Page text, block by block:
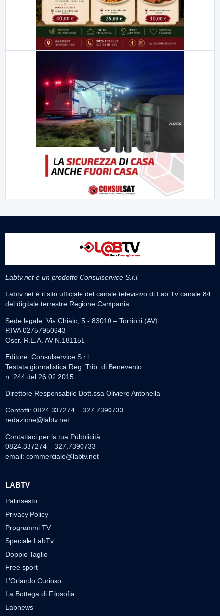
Labtv.net è un prodotto Consulservice S.r.l.
Labtv.net è il sito ufficiale del canale televisivo di Lab Tv canale 84
del digitale terrestre Regione Campania
Sede legale: Via Chiaio, 5 - 83010 – Torrioni (AV)
P.IVA 02757950643
Oscr. R.E.A. AV N.181151
Editore: Consulservice S.r.l.
Testata giornalistica Reg. Trib. di Benevento
n. 244 del 26.02.2015
Direttore Responsabile Dott.ssa Oliviero Antonella
Contatti: 0824.337274 – 327.7390733
redazione@labtv.net
Contattaci per la tua Pubblicità:
0824.337274 – 327.7390733
email: commerciale@labtv.net
LABTV
Palinsesto
Privacy Policy
Programmi TV
Speciale LabTv
Doppio Taglio
Free sport
L’Orlando Curioso
La Bottega di Filosofia
Labnews